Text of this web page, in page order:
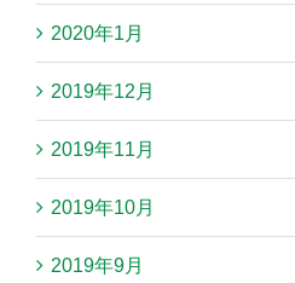
2020年1月
2019年12月
2019年11月
2019年10月
2019年9月